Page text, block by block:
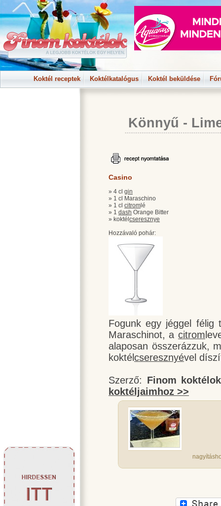
Koktél receptek Koktélkatalógus Koktél beküldése
Könnyű -
Casino
» 4 cl gin
» 1 cl Maraschino
» 1 cl citrom lé
» 1 dash Orange Bitter
» koktél cseresznye
Hozzávaló pohár:
Fogunk egy jéggel
Maraschinot, a citrom
alaposan összerázzuk,
koktélcseresznyével
Szerző: Finom koktélok
koktéljaimhoz >>